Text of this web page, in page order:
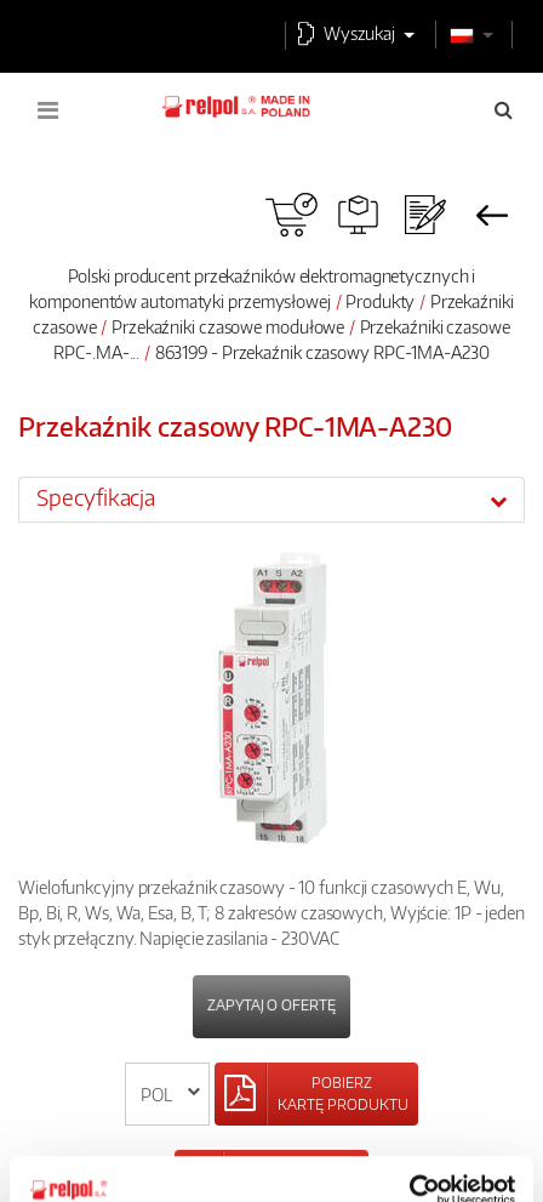
Wyszukaj
Polski producent przekaźników elektromagnetycznych i
komponentów automatyki przemysłowej
Produkty
Przekaźniki
czasowe
Przekaźniki czasowe modułowe
Przekaźniki czasowe
RPC-.MA-...
863199 - Przekaźnik czasowy RPC-1MA-A230
Przekaźnik czasowy RPC-1MA-A230
Specyfikacja
Wielofunkcyjny przekaźnik czasowy - 10 funkcji czasowych E, Wu,
Bp, Bi, R, Ws, Wa, Esa, B, T; 8 zakresów czasowych, Wyjście: 1P - jeden
styk przełączny. Napięcie zasilania - 230VAC
ZAPYTAJ O OFERTĘ
POBIERZ
KARTĘ PRODUKTU